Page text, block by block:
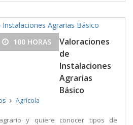
100 HORAS
Valoraciones
de
Instalaciones
Agrarias
Básico
Agrícola
y quiere conocer tipos de